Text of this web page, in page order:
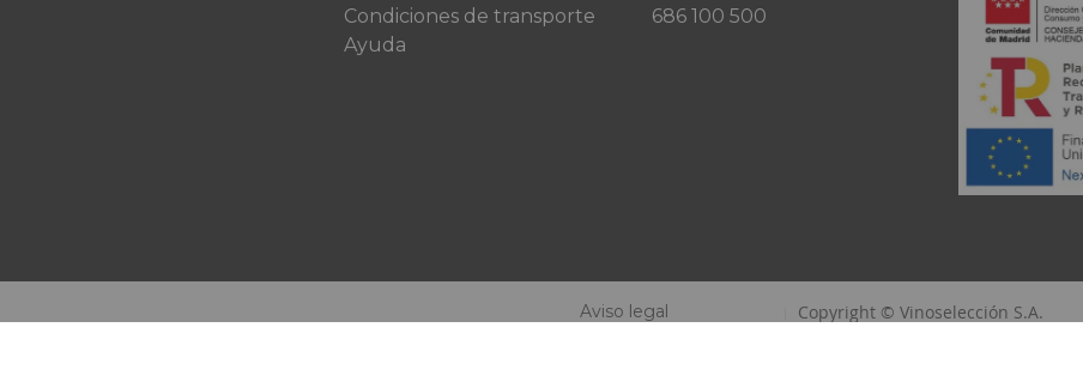
Condiciones de transporte
Ayuda
686 100 500
Aviso legal
Copyright © Vinoselección S.A.